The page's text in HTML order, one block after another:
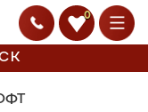
0